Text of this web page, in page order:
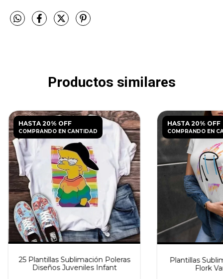
Productos similares
HASTA 20% OFF
COMPRANDO EN CANTIDAD
25 Plantillas Sublimación Poleras
Diseños Juveniles Infant
HASTA 20% OFF
COMPRANDO EN
Plantillas
Flork